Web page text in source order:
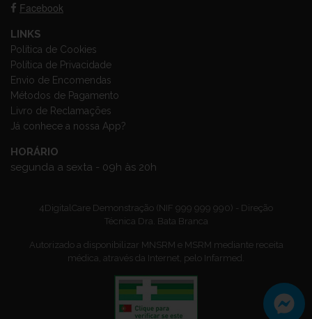
Facebook
LINKS
Política de Cookies
Política de Privacidade
Envio de Encomendas
Métodos de Pagamento
Livro de Reclamações
Já conhece a nossa App?
HORÁRIO
segunda a sexta - 09h às 20h
4DigitalCare Demonstração (NIF 999 999 990) - Direção
Técnica Dra. Bata Branca
Autorizado a disponibilizar MNSRM e MSRM mediante receita
médica, através da Internet, pelo Infarmed.